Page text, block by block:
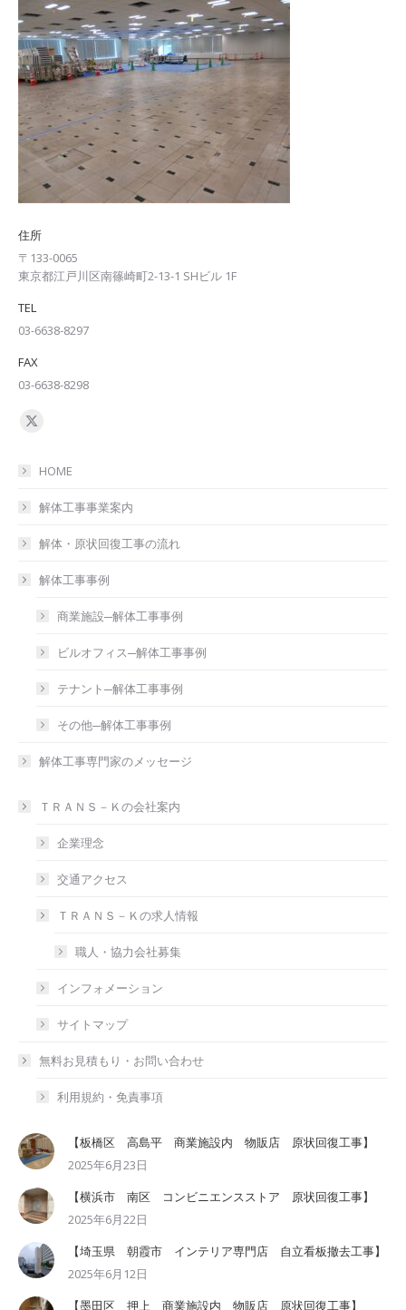
住所
〒133-0065
東京都江戸川区南篠崎町2-13-1 SHビル 1F
TEL
03-6638-8297
FAX
03-6638-8298
Find us on:
X
opens
in
window
HOME
解体工事事業案内
解体・原状回復工事の流れ
解体工事事例
商業施設─解体工事事例
ビルオフィス─解体工事事例
テナント─解体工事事例
その他─解体工事事例
解体工事専門家のメッセージ
ＴＲＡＮＳ－Ｋの会社案内
企業理念
交通アクセス
ＴＲＡＮＳ－Ｋの求人情報
職人・協力会社募集
インフォメーション
サイトマップ
無料お見積もり・お問い合わせ
利用規約・免責事項
【板橋区 高島平 商業施設内 物販店 原状回復工事】
2025年6月23日
【横浜市 南区 コンビニエンスストア 原状回復工事】
2025年6月22日
【埼玉県 朝霞市 インテリア専門店 自立看板撤去工事】
2025年6月12日
【墨田区 押上 商業施設内 物販店 原状回復工事】